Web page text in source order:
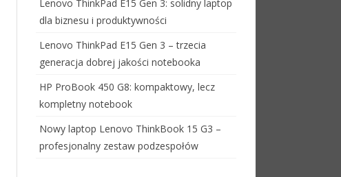
Lenovo ThinkPad E15 Gen 3: solidny laptop
dla biznesu i produktywności
Lenovo ThinkPad E15 Gen 3 – trzecia
generacja dobrej jakości notebooka
HP ProBook 450 G8: kompaktowy, lecz
kompletny notebook
Nowy laptop Lenovo ThinkBook 15 G3 –
profesjonalny zestaw podzespołów